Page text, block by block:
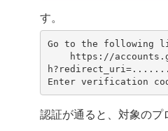
す。
Go to the following
Enter verification
認証が通ると、対象のプ